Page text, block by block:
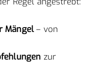
Mängel– von
zur